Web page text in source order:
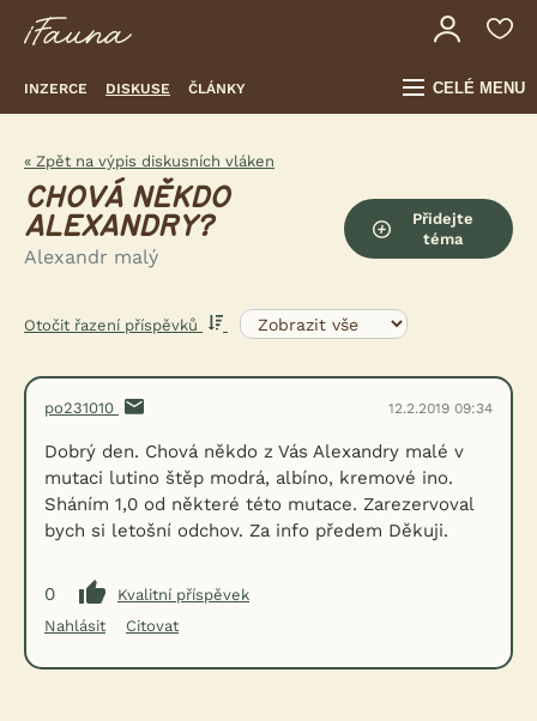
INZERCE DISKUSE ČLÁNKY CELÉ MENU
« Zpět na výpis diskusních vláken
CHOVÁ NĚKDO
ALEXANDRY?
Alexandr malý
Přidejte
téma
Otočit řazení příspěvků
po231010 12.2.2019 09:34
Dobrý den. Chová někdo z Vás Alexandry malé v
mutaci lutino štěp modrá, albíno, kremové ino.
Sháním 1,0 od některé této mutace. Zarezervoval
bych si letošní odchov. Za info předem Děkuji.
0
Kvalitní příspěvek
Nahlásit
Citovat